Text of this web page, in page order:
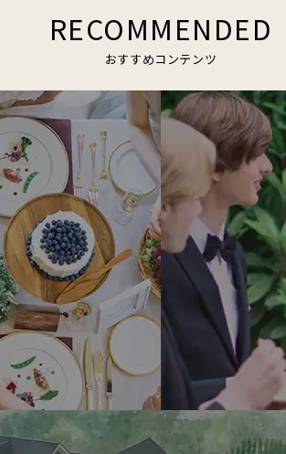
RECOMMENDED
おすすめコンテンツ